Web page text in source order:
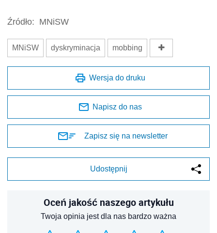
Źródło: MNiSW
MNiSW dyskryminacja mobbing
Wersja do druku
Napisz do nas
Zapisz się na newsletter
Udostępnij
Oceń jakość naszego artykułu
Twoja opinia jest dla nas bardzo ważna